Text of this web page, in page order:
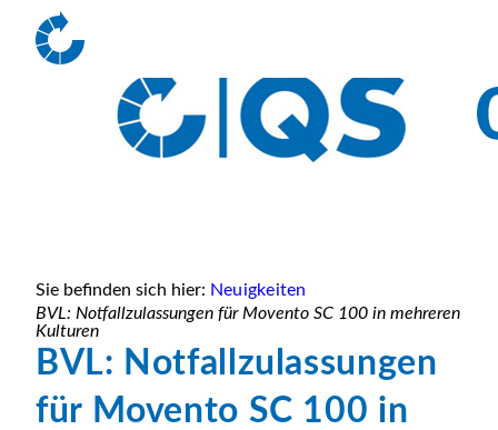
Sie befinden sich hier: Neuigkeiten
BVL: Notfallzulassungen für Movento SC 100 in mehreren
Kulturen
BVL: Notfallzulassungen
für Movento SC 100 in